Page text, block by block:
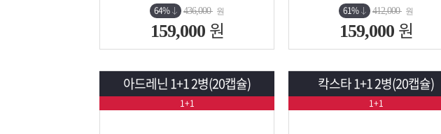
64% 436,000 원
159,000 원
61% 412,000 원
159,000 원
아드레닌 1+1 2병(20캡슐)
1+1
칵스타 1+1 2병(20캡슐)
1+1